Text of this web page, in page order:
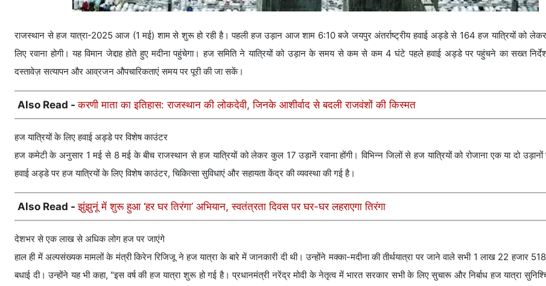
राजस्थान से हज यात्रा-2025 आज (1 मई) शाम से शुरू हो रही है। पहली हज उड़ान आज शाम 6:10 बजे जयपुर अंतर्राष्ट्रीय हवाई अड्डे से 164 हज यात्रियों को
लिए रवाना होगी। यह विमान जेद्दाह होते हुए मदीना पहुंचेगा। हज समिति ने यात्रियों को उड़ान के समय से कम से कम 4 घंटे पहले हवाई अड्डे पर पहुंचने का सख्त
दस्तावेज़ सत्यापन और आव्रजन औपचारिकताएं समय पर पूरी की जा सकें।
Also Read -करणी माता का इतिहास: राजस्थान की लोकदेवी, जिनके आशीर्वाद से बदली राजवंशों की किस्मत
हज यात्रियों के लिए हवाई अड्डे पर विशेष काउंटर
हज कमेटी के अनुसार 1 मई से 8 मई के बीच राजस्थान से हज यात्रियों को लेकर कुल 17 उड़ानें रवाना होंगी। विभिन्न जिलों से हज यात्रियों को रोजाना एक या दो
हवाई अड्डे पर हज यात्रियों के लिए विशेष काउंटर, चिकित्सा सुविधाएं और सहायता केंद्र की व्यवस्था की गई है।
Also Read -झुंझुनूं में शुरू हुआ ‘हर घर तिरंगा’ अभियान, स्वतंत्रता दिवस पर घर-घर लहराएगा तिरंगा
देशभर से एक लाख से अधिक लोग हज पर जाएंगे
हाल ही में अल्पसंख्यक मामलों के मंत्री किरेन रिजिजू ने हज यात्रा के बारे में जानकारी दी थी। उन्होंने मक्का-मदीना की तीर्थयात्रा पर जाने वाले सभी 1 लाख 22 हजार 518
बधाई दी। उन्होंने यह भी कहा, "इस वर्ष की हज यात्रा शुरू हो गई है। प्रधानमंत्री नरेंद्र मोदी के नेतृत्व में भारत सरकार सभी के लिए सुचारू और निर्बाध हज यात्रा